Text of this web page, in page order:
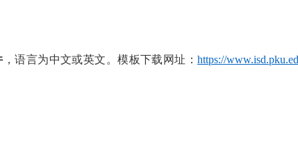
，语言为中文或英文。模板下载网址：https://